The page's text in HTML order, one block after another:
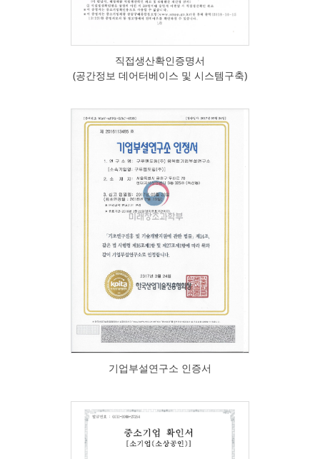
직접생산확인증명서
(공간정보 데어터베이스 및 시스템구축)
기업부설연구소 인증서